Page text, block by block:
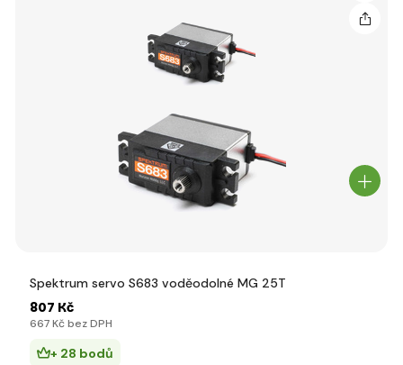
Spektrum servo S683 voděodolné MG 25T
807 Kč
667 Kč bez DPH
+ 28 bodů